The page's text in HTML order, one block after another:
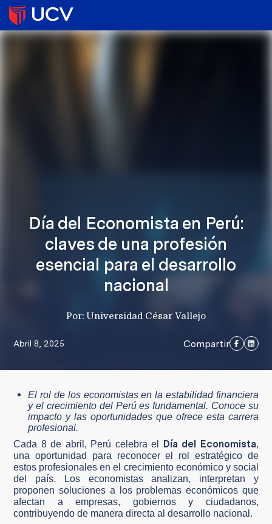
Día del Economista en Perú:
claves de una profesión
esencial para el desarrollo
nacional
Por: Universidad César Vallejo
Abril 8, 2025 Compartir
El rol de los economistas en la estabilidad financiera
y el crecimiento del Perú es fundamental. Conoce su
impacto y las oportunidades que ofrece esta carrera
profesional.
Cada 8 de abril, Perú celebra el Día del Economista,
una oportunidad para reconocer el rol estratégico de
estos profesionales en el crecimiento económico y social
del país. Los economistas analizan, interpretan y
proponen soluciones a los problemas económicos que
afectan a empresas, gobiernos y ciudadanos,
contribuyendo de manera directa al desarrollo nacional.